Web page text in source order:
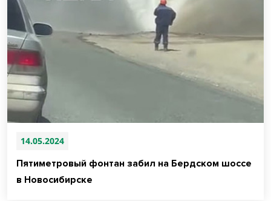
14.05.2024
Пятиметровый фонтан забил на Бердском шоссе
в Новосибирске